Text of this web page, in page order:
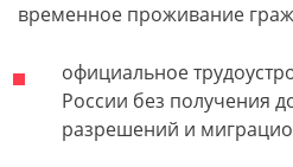
временное проживание
официальное
России без получения
разрешений и